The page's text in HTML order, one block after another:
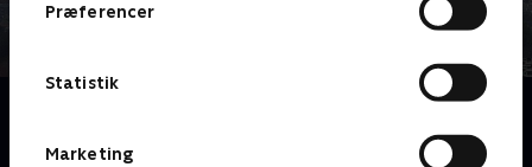
Præferencer
Statistik
Marketing
CPH Lufthavnen er hver dag knudepunkt for 60.000